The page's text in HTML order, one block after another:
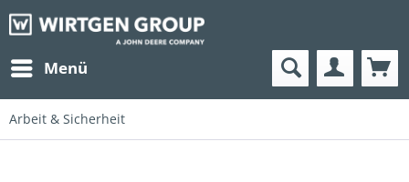
Menü
Arbeit & Sicherheit